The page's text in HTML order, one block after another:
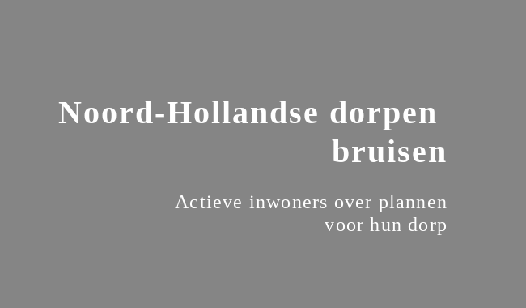
Noord-Hollandse dorpen
bruisen
Actieve inwoners over plannen
voor hun dorp